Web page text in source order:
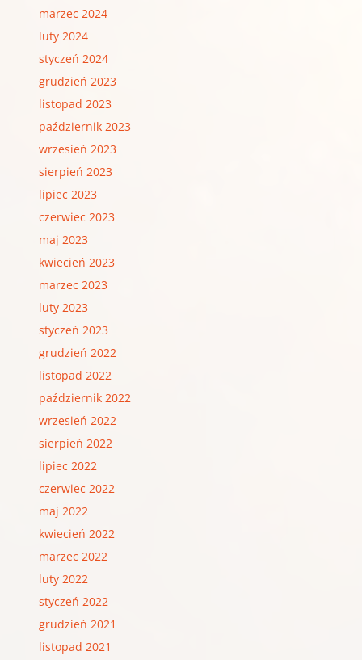
marzec 2024
luty 2024
styczeń 2024
grudzień 2023
listopad 2023
październik 2023
wrzesień 2023
sierpień 2023
lipiec 2023
czerwiec 2023
maj 2023
kwiecień 2023
marzec 2023
luty 2023
styczeń 2023
grudzień 2022
listopad 2022
październik 2022
wrzesień 2022
sierpień 2022
lipiec 2022
czerwiec 2022
maj 2022
kwiecień 2022
marzec 2022
luty 2022
styczeń 2022
grudzień 2021
listopad 2021